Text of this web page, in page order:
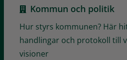
Kommun och politik
Hur styrs kommunen? Här
handlingar och protokoll till
visioner